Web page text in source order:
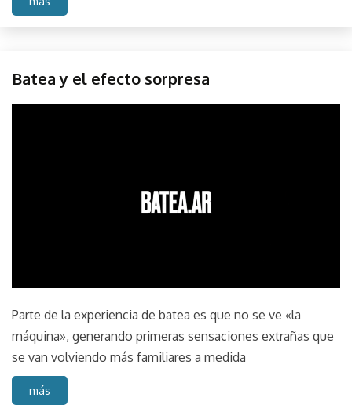
Muestra
Batea y el efecto sorpresa
Parte de la experiencia de batea es que no se ve «la
máquina», generando primeras sensaciones extrañas que
se van volviendo más familiares a medida
más